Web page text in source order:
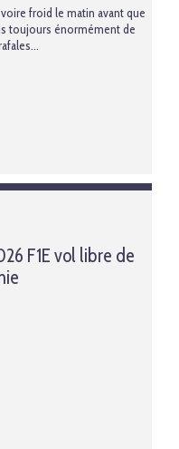
froid le matin avant que
toujours énormément de
F1E vol libre de